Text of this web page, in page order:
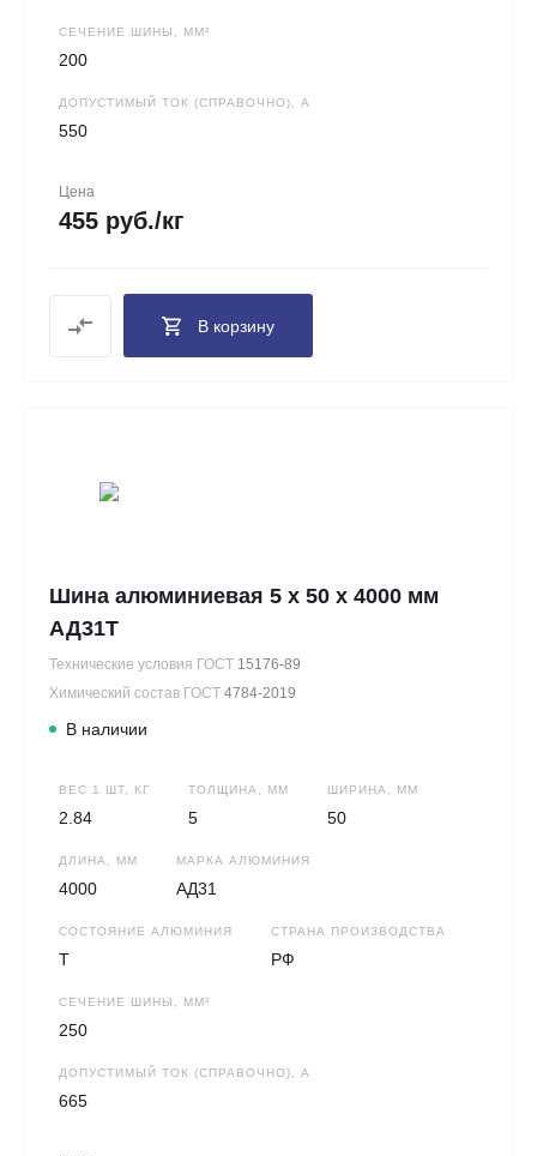
СЕЧЕНИЕ ШИНЫ, ММ²
200
ДОПУСТИМЫЙ ТОК (СПРАВОЧНО), А
550
Цена
455 руб./кг
В корзину
Шина алюминиевая 5 х 50 х 4000 мм
АД31Т
Технические условия ГОСТ 15176-89
Химический состав ГОСТ 4784-2019
В наличии
ВЕС 1 ШТ, КГ
2.84
ТОЛЩИНА, ММ
5
ШИРИНА, ММ
50
ДЛИНА, ММ
4000
МАРКА АЛЮМИНИЯ
АД31
СОСТОЯНИЕ АЛЮМИНИЯ
Т
СТРАНА ПРОИЗВОДСТВА
РФ
СЕЧЕНИЕ ШИНЫ, ММ²
250
ДОПУСТИМЫЙ ТОК (СПРАВОЧНО), А
665